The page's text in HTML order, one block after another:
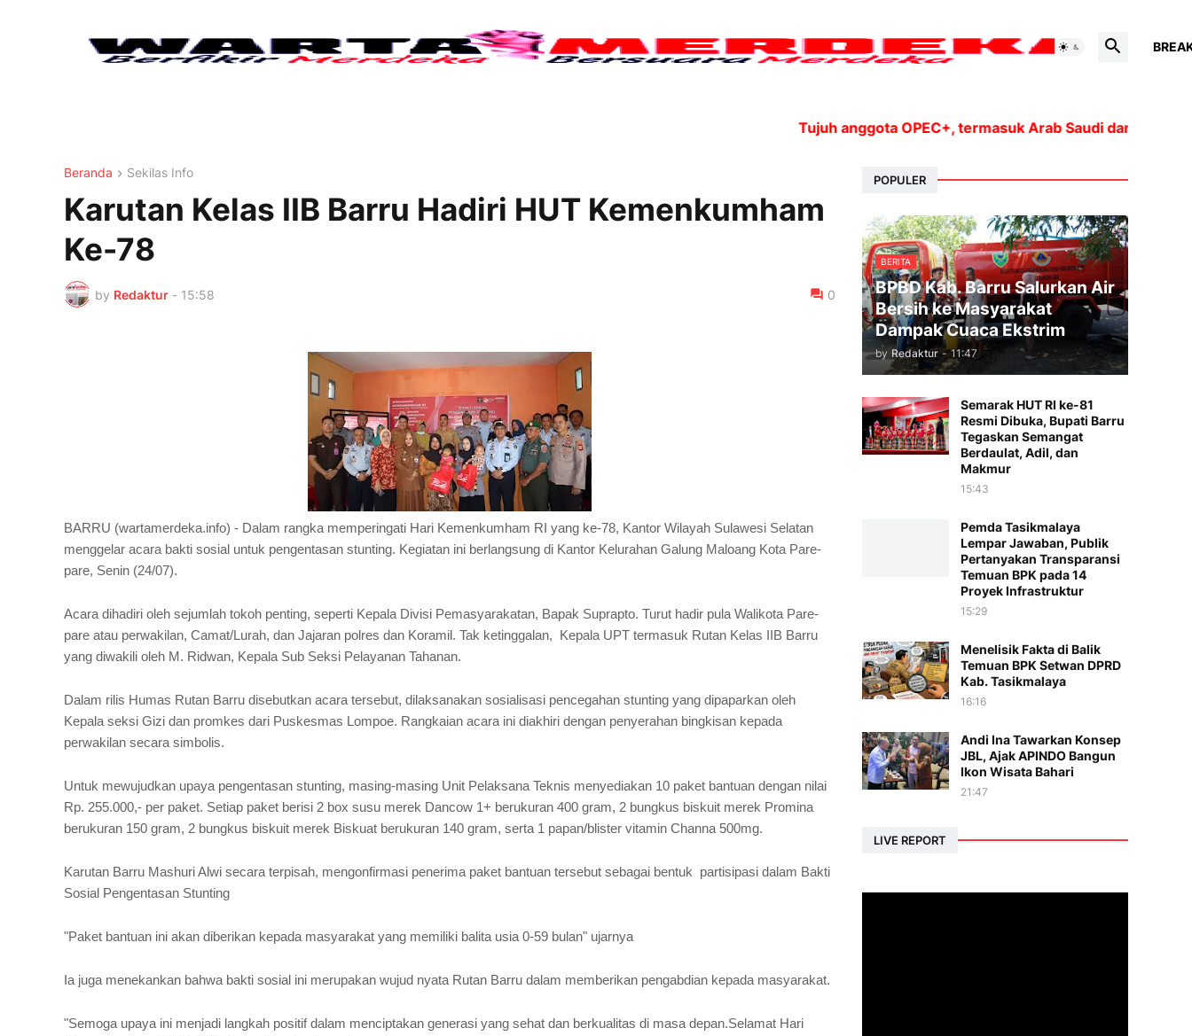
Tujuh anggota OPEC+, termasuk Arab Saudi dan Rusia,
Beranda Sekilas Info
Karutan Kelas IIB Barru Hadiri HUT Kemenkumham
Ke-78
by Redaktur - 15:58 0
BARRU (wartamerdeka.info) - Dalam rangka memperingati Hari Kemenkumham RI yang ke-78, Kantor Wilayah Sulawesi Selatan
menggelar acara bakti sosial untuk pengentasan stunting. Kegiatan ini berlangsung di Kantor Kelurahan Galung Maloang Kota Pare-
pare, Senin (24/07).
Acara dihadiri oleh sejumlah tokoh penting, seperti Kepala Divisi Pemasyarakatan, Bapak Suprapto. Turut hadir pula Walikota Pare-
pare atau perwakilan, Camat/Lurah, dan Jajaran polres dan Koramil. Tak ketinggalan, Kepala UPT termasuk Rutan Kelas IIB Barru
yang diwakili oleh M. Ridwan, Kepala Sub Seksi Pelayanan Tahanan.
Dalam rilis Humas Rutan Barru disebutkan acara tersebut, dilaksanakan sosialisasi pencegahan stunting yang dipaparkan oleh
Kepala seksi Gizi dan promkes dari Puskesmas Lompoe. Rangkaian acara ini diakhiri dengan penyerahan bingkisan kepada
perwakilan secara simbolis.
Untuk mewujudkan upaya pengentasan stunting, masing-masing Unit Pelaksana Teknis menyediakan 10 paket bantuan dengan nilai
Rp. 255.000,- per paket. Setiap paket berisi 2 box susu merek Dancow 1+ berukuran 400 gram, 2 bungkus biskuit merek Promina
berukuran 150 gram, 2 bungkus biskuit merek Biskuat berukuran 140 gram, serta 1 papan/blister vitamin Channa 500mg.
Karutan Barru Mashuri Alwi secara terpisah, mengonfirmasi penerima paket bantuan tersebut sebagai bentuk partisipasi dalam Bakti
Sosial Pengentasan Stunting
"Paket bantuan ini akan diberikan kepada masyarakat yang memiliki balita usia 0-59 bulan" ujarnya
Ia juga menekankan bahwa bakti sosial ini merupakan wujud nyata Rutan Barru dalam memberikan pengabdian kepada masyarakat.
"Semoga upaya ini menjadi langkah positif dalam menciptakan generasi yang sehat dan berkualitas di masa depan.Selamat Hari
POPULER
BERITA
BPBD Kab. Barru Salurkan Air
Bersih ke Masyarakat
Dampak Cuaca Ekstrim
by Redaktur - 11:47
Semarak HUT RI ke-81
Resmi Dibuka, Bupati Barru
Tegaskan Semangat
Berdaulat, Adil, dan
Makmur
15:43
Pemda Tasikmalaya
Lempar Jawaban, Publik
Pertanyakan Transparansi
Temuan BPK pada 14
Proyek Infrastruktur
15:29
Menelisik Fakta di Balik
Temuan BPK Setwan DPRD
Kab. Tasikmalaya
16:16
Andi Ina Tawarkan Konsep
JBL, Ajak APINDO Bangun
Ikon Wisata Bahari
21:47
LIVE REPORT